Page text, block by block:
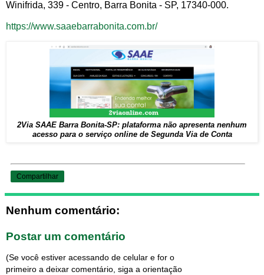
Winifrida, 339 - Centro, Barra Bonita - SP, 17340-000.
https://www.saaebarrabonita.com.br/
2Via SAAE Barra Bonita-SP: plataforma não apresenta nenhum
acesso para o serviço online de Segunda Via de Conta
Compartilhar
Nenhum comentário:
Postar um comentário
(Se você estiver acessando de celular e for o
primeiro a deixar comentário, siga a orientação